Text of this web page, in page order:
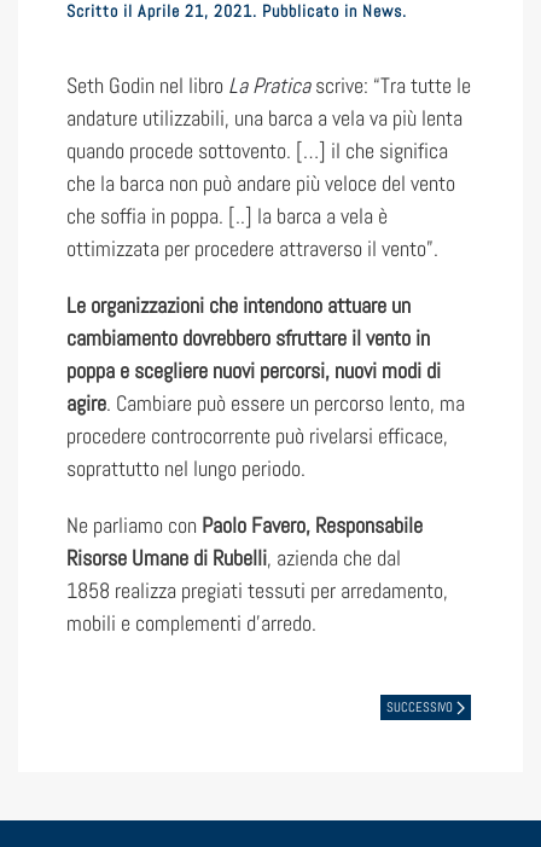
Scritto il Aprile 21, 2021. Pubblicato in News.
Seth Godin nel libro La Praticascrive: “Tra tutte le
andature utilizzabili, una barca a vela va più lenta
quando procede sottovento. […] il che significa
che la barca non può andare più veloce del vento
che soffia in poppa. [..] la barca a vela è
ottimizzata per procedere attraverso il vento”.
Le organizzazioni che intendono attuare un
cambiamento dovrebbero sfruttare il vento in
poppa e scegliere nuovi percorsi, nuovi modi di
agire. Cambiare può essere un percorso lento, ma
procedere controcorrente può rivelarsi efficace,
soprattutto nel lungo periodo.
Ne parliamo con Paolo Favero, Responsabile
Risorse Umane di Rubelli, azienda che dal
1858 realizza pregiati tessuti per arredamento,
mobili e complementi d’arredo.
SUCCESSIVO